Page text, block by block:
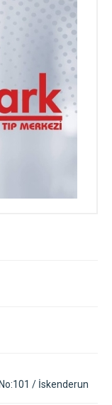
/ İskenderun